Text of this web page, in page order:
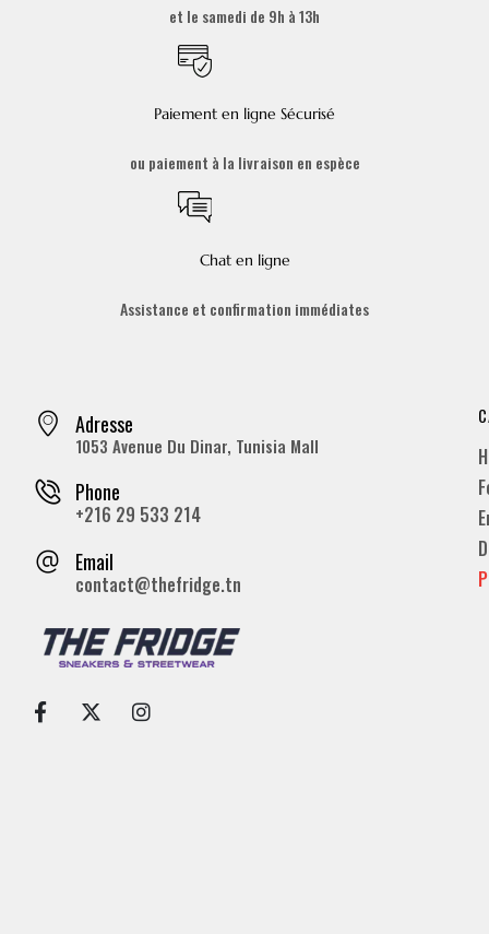
et le samedi de 9h à 13h
Paiement en ligne Sécurisé
ou paiement à la livraison en espèce
Chat en ligne
Assistance et confirmation immédiates
Adresse
1053 Avenue Du Dinar, Tunisia Mall
Phone
+216 29 533 214
Email
contact@thefridge.tn